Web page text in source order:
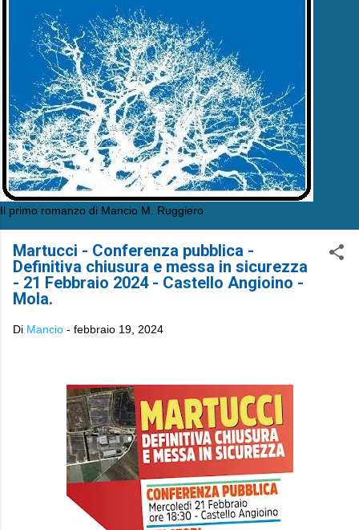
Il primo romanzo di Mancio M. Ruggiero
Martucci - Conferenza pubblica -
Definitiva chiusura e messa in sicurezza
- 21 Febbraio 2024 - Castello Angioino -
Mola.
Di Mancio - febbraio 19, 2024